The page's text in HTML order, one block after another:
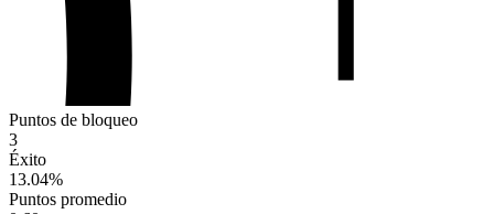
Puntos de bloqueo
3
Éxito
13.04%
Puntos promedio